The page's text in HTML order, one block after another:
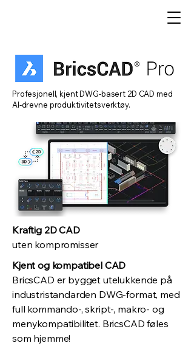
Profesjonell, kjent DWG-basert 2D CAD med
AI-drevne produktivitetsverktøy.
Kraftig 2D CAD
uten kompromisser
Kjent og kompatibel CAD
BricsCAD er bygget utelukkende på
industristandarden DWG-format, med
full kommando-, skript-, makro- og
menykompatibilitet. BricsCAD føles
som hjemme!